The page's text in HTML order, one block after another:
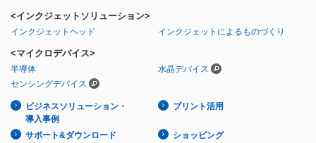
<インクジェットソリューション>
インクジェットヘッド インクジェットによるものづくり
<マイクロデバイス>
半導体
水晶デバイス
センシングデバイス
ビジネスソリューション・
導入事例
プリント活用
サポート&ダウンロード ショッピング